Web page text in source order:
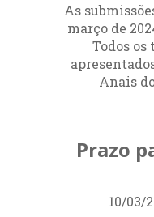
As
março de
Todos os
Anais
Prazo
10/03/